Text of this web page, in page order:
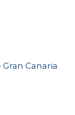
Canaria